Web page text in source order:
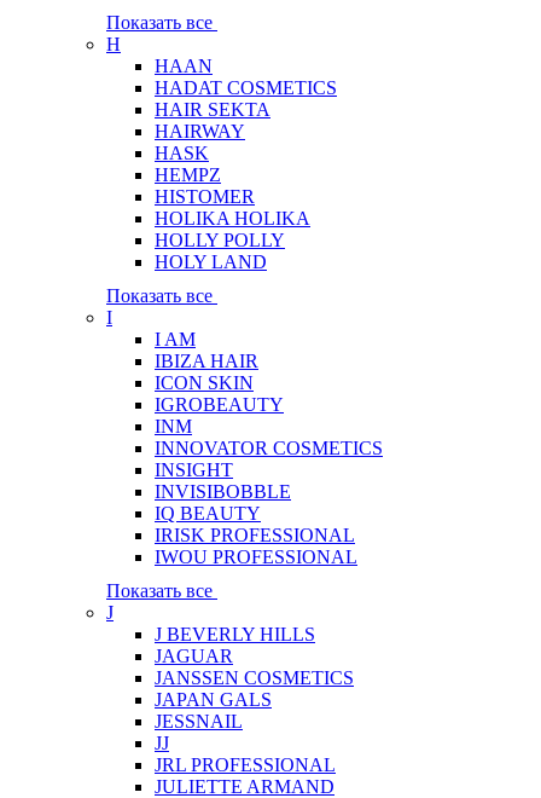
Показать все
H
HAAN
HADAT COSMETICS
HAIR SEKTA
HAIRWAY
HASK
HEMPZ
HISTOMER
HOLIKA HOLIKA
HOLLY POLLY
HOLY LAND
Показать все
I
I AM
IBIZA HAIR
ICON SKIN
IGROBEAUTY
INM
INNOVATOR COSMETICS
INSIGHT
INVISIBOBBLE
IQ BEAUTY
IRISK PROFESSIONAL
IWOU PROFESSIONAL
Показать все
J
J BEVERLY HILLS
JAGUAR
JANSSEN COSMETICS
JAPAN GALS
JESSNAIL
JJ
JRL PROFESSIONAL
JULIETTE ARMAND